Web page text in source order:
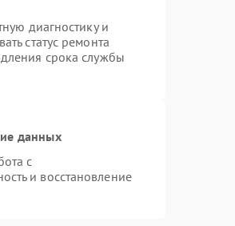
диагностику и
статус ремонта
срока службы
данных
с
и восстановление